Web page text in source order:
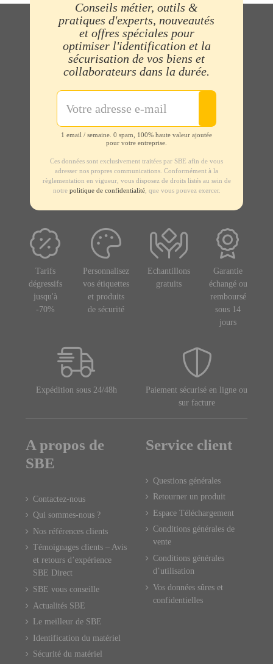
Conseils métier, outils &
pratiques d'experts, nouveautés
et offres spéciales pour
optimiser l'identification et la
sécurisation de vos biens et
collaborateurs dans la durée.
1 email / semaine. 0 spam, 100% haute valeur ajoutée
pour votre entreprise.
Ces données sont exclusivement traitées par SBE afin de vous
adresser nos propres communications. Conformément à la
règlementation en vigueur, vous disposez de droits listés au sein de
notre politique de confidentialité, que vous pouvez exercer.
Tarifs
dégressifs
jusqu'à
-70%
Personnalisez
vos étiquettes
et produits
de sécurité
Echantillons
gratuits
Garantie
échangé ou
remboursé
sous 14
jours
Expédition sous 24/48h
Paiement sécurisé en ligne ou
sur facture
A propos de
SBE
Contactez-nous
Qui sommes-nous ?
Nos références clients
Témoignages clients – Avis
et retours d’expérience
SBE Direct
SBE vous conseille
Actualités SBE
Le meilleur de SBE
Identification du matériel
Sécurité du matériel
Service client
Questions générales
Retourner un produit
Espace Téléchargement
Conditions générales de
vente
Conditions générales
d’utilisation
Vos données sûres et
confidentielles